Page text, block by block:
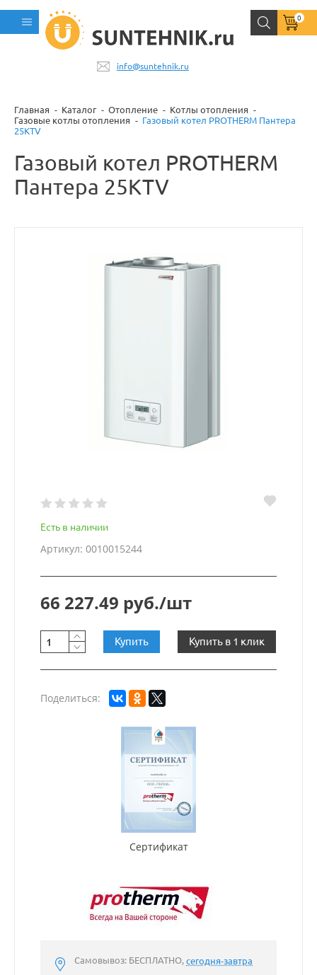
info@suntehnik.ru
0
Главная Каталог Отопление
Котлы отопления
Газовые котлы отопления
Газовый котел PROTHERM Пантера
25KTV
Газовый котел PROTHERM
Пантера 25KTV
Есть в наличии
Артикул: 0010015244
66 227.49 руб./шт
Купить Купить в 1 клик
Поделиться:
Сертификат
Самовывоз: БЕСПЛАТНО,сегодня-завтра